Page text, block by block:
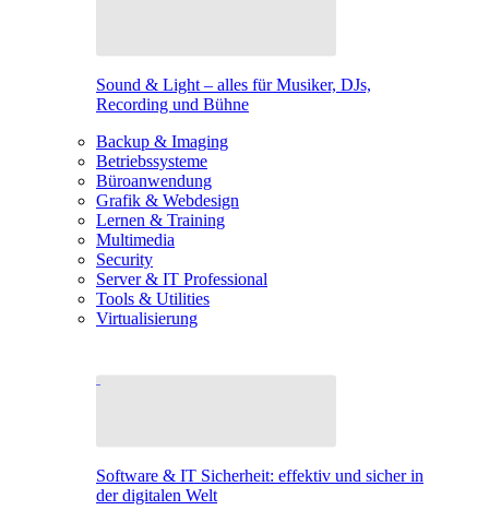
Sound & Light – alles für Musiker, DJs,
Recording und Bühne
Backup & Imaging
Betriebssysteme
Büroanwendung
Grafik & Webdesign
Lernen & Training
Multimedia
Security
Server & IT Professional
Tools & Utilities
Virtualisierung
Software & IT Sicherheit: effektiv und sicher in
der digitalen Welt